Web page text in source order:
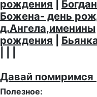
рождения
Божена- день
д.Ангела,именины
рождения
Давай помиримся
Полезное: